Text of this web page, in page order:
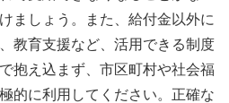
ましょう。また、給付金以外に
教育支援など、活用できる制度
抱え込まず、市区町村や社会福
的に利用してください。正確な